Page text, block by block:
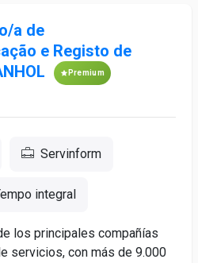
a de
e Registo de
Premium
Servinform
integral
los principales compañías
servicios, con más de 9.000